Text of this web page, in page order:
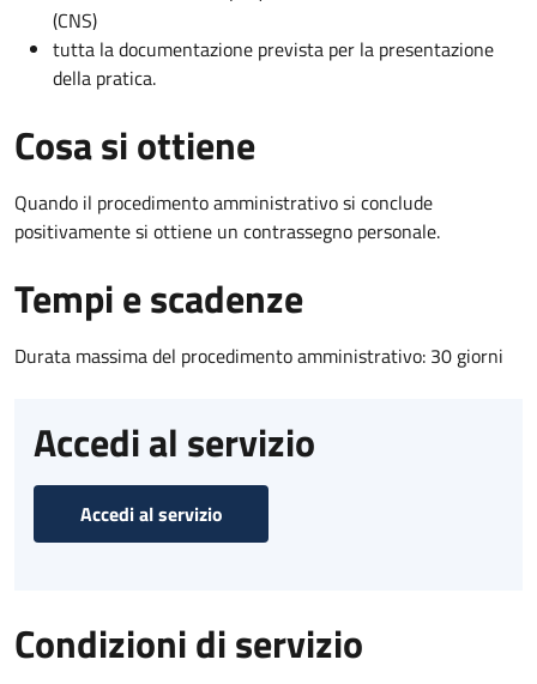
(CNS)
tutta la documentazione prevista per la presentazione
della pratica.
Cosa si ottiene
Quando il procedimento amministrativo si conclude
positivamente si ottiene un contrassegno personale.
Tempi e scadenze
Durata massima del procedimento amministrativo: 30 giorni
Accedi al servizio
Accedi al servizio
Condizioni di servizio